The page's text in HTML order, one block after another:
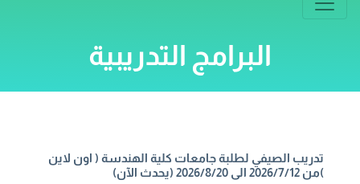
البرامج التدريبية
تدريب الصيفي لطلبة جامعات كلية الهندسة ( اون لاين
)من 2026/7/12 الى 2026/8/20 (يحدث الآن)